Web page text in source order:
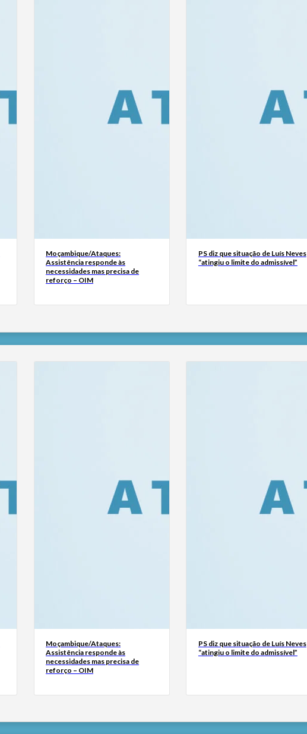
Moçambique/Ataques:
Assistência responde às
necessidades mas precisa de
reforço – OIM
PS diz que situação de Luís Neves
“atingiu o limite do admissível”
Moçambique/Ataques:
Assistência responde às
necessidades mas precisa de
reforço – OIM
PS diz que situação de Luís Neves
“atingiu o limite do admissível”